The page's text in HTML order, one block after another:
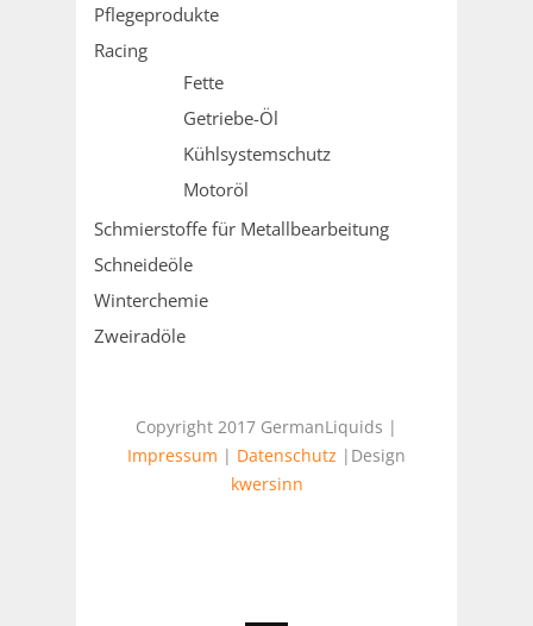
Pflegeprodukte
Racing
Fette
Getriebe-Öl
Kühlsystemschutz
Motoröl
Schmierstoffe für Metallbearbeitung
Schneideöle
Winterchemie
Zweiradöle
Copyright 2017 GermanLiquids |
Impressum | Datenschutz |Design
kwersinn